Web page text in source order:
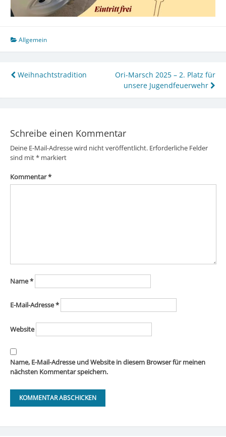
Allgemein
Beitragsnavigation
Weihnachtstradition
Ori-Marsch 2025 – 2. Platz für
unsere Jugendfeuerwehr
Schreibe einen Kommentar
Deine E-Mail-Adresse wird nicht veröffentlicht. Erforderliche Felder
sind mit*markiert
Kommentar*
Name*
E-Mail-Adresse*
Website
Name, E-Mail-Adresse und Website in diesem Browser für meinen
nächsten Kommentar speichern.